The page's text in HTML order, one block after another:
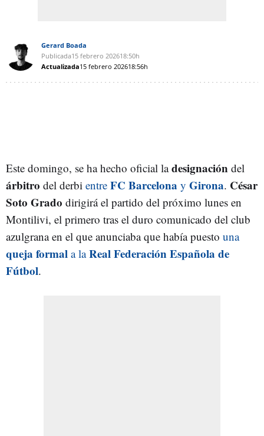
Gerard Boada
Publicada15 febrero 202618:50h
Actualizada15 febrero 202618:56h
Este domingo, se ha hecho oficial ladesignación del
árbitro del derbi entre FC Barcelona y Girona. César
Soto Grado dirigirá el partido del próximo lunes en
Montilivi, el primero tras el duro comunicado del club
azulgrana en el que anunciaba que había puesto una
queja formal a laReal Federación Española de
Fútbol.